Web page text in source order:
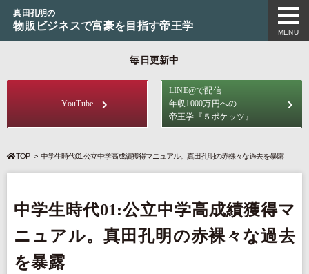
真田孔明の
物販ビジネスで富豪を目指す帝王学
MENU
毎日更新中
YouTube
LINE@で配信
年収1000万円への
帝王学 『５ポケッツ』
TOP 中学生時代01:公立中学高成績獲得マニュアル。真田孔明の赤裸々な過去を暴露
中学生時代01:公立中学高成績獲得マ
ニュアル。真田孔明の赤裸々な過去
を暴露